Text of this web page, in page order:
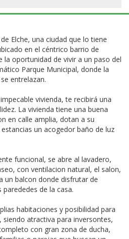
Elche, una ciudad que lo tiene
en el céntrico barrio de
la oportunidad de vivir a un paso del
Parque Municipal, donde la
entrelazan.
vivienda, te recibirá una
La vivienda tiene una buena
en calle amplia, dotan a su
un acogedor baño de luz
funcional, se abre al lavadero,
con ventilacion natural, el salon,
un balcon donde disfrutar de
de la casa.
habitaciones y posibilidad para
atractiva para inversontes,
con gran zona de ducha,